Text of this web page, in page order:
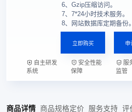
6、Gzip压缩访问。
7、7*24小时技术服务。
8、网站数据库定期备份。
立即购买 申
自主研发
系统
安全性能
保障
服
监管
商品详情 商品规格定价 服务支持 评